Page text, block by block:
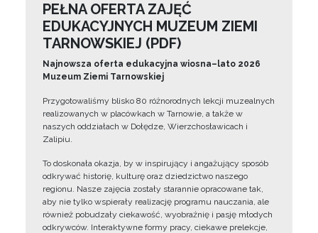
PEŁNA OFERTA ZAJĘĆ
EDUKACYJNYCH MUZEUM ZIEMI
TARNOWSKIEJ (PDF)
Najnowsza oferta edukacyjna wiosna–lato 2026
Muzeum Ziemi Tarnowskiej
Przygotowaliśmy blisko 80 różnorodnych lekcji muzealnych
realizowanych w placówkach w Tarnowie, a także w
naszych oddziałach w Dołędze, Wierzchosławicach i
Zalipiu.
To doskonała okazja, by w inspirujący i angażujący sposób
odkrywać historię, kulturę oraz dziedzictwo naszego
regionu. Nasze zajęcia zostały starannie opracowane tak,
aby nie tylko wspierały realizację programu nauczania, ale
również pobudzały ciekawość, wyobraźnię i pasję młodych
odkrywców. Interaktywne formy pracy, ciekawe prelekcje,